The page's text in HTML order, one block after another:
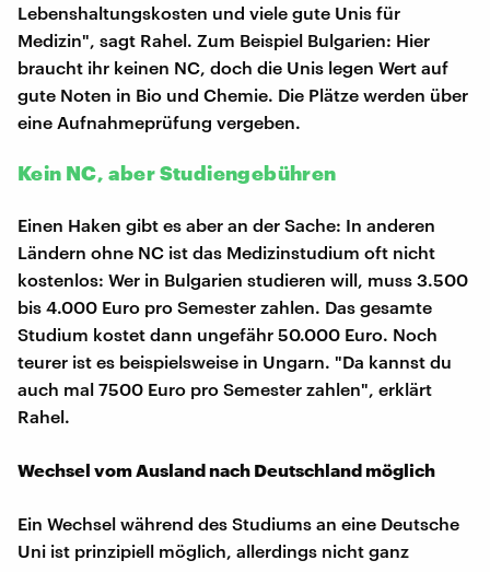
Lebenshaltungskosten und viele gute Unis für
Medizin", sagt Rahel. Zum Beispiel Bulgarien: Hier
braucht ihr keinen NC, doch die Unis legen Wert auf
gute Noten in Bio und Chemie. Die Plätze werden über
eine Aufnahmeprüfung vergeben.
Kein NC, aber Studiengebühren
Einen Haken gibt es aber an der Sache: In anderen
Ländern ohne NC ist das Medizinstudium oft nicht
kostenlos: Wer in Bulgarien studieren will, muss 3.500
bis 4.000 Euro pro Semester zahlen. Das gesamte
Studium kostet dann ungefähr 50.000 Euro. Noch
teurer ist es beispielsweise in Ungarn. "Da kannst du
auch mal 7500 Euro pro Semester zahlen", erklärt
Rahel.
Wechsel vom Ausland nach Deutschland möglich
Ein Wechsel während des Studiums an eine Deutsche
Uni ist prinzipiell möglich, allerdings nicht ganz